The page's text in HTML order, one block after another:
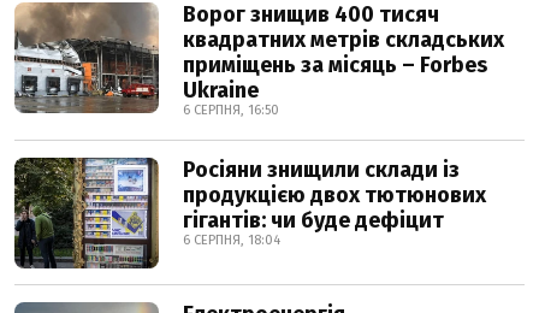
Ворог знищив 400 тисяч
квадратних метрів складських
приміщень за місяць – Forbes
Ukraine
6 СЕРПНЯ, 16:50
Росіяни знищили склади із
продукцією двох тютюнових
гігантів: чи буде дефіцит
6 СЕРПНЯ, 18:04